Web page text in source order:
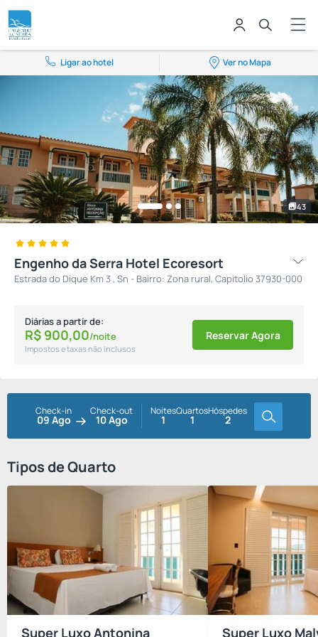
Ligar ao hotel Ver no Mapa
43
Engenho da Serra Hotel Ecoresort
Estrada do Dique Km 3 , Sn - Bairro: Zona rural, Capitolio 37930-000
Diárias a partir de:
R$ 900,00/noite
Impostos e taxas não inclusos
Reservar Agora
Check-in
09 Ago
Check-out
10 Ago
Noites
1
Quartos
1
Hóspedes
2
Tipos de Quarto
Super Luxo Antonina Super Luxo